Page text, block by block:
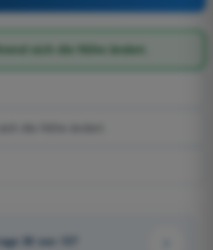
sich die Höhe ändert.
30 von 137